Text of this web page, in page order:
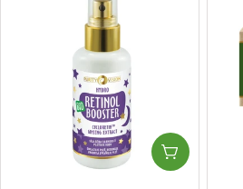
Pridať